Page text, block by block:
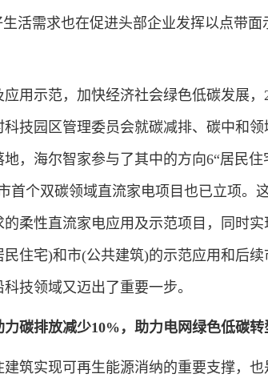
活需求也在促进头部企业发挥以点带面
示范，加快经济社会绿色低碳发展，
技园区管理委员会就碳减排、碳中和领
，海尔智家参与了其中的方向6“居民住
首个双碳领域直流家电项目也已立项。
柔性直流家电应用及示范项目，同时
住宅)和市(公共建筑)的示范应用和后续
技领域又迈出了重要一步。
碳排放减少10%，助力电网绿色低碳转
实现可再生能源消纳的重要支撑，也